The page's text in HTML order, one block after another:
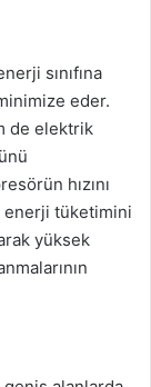
sınıfına
eder.
de elektrik
hızını
enerji tüketimini
yüksek